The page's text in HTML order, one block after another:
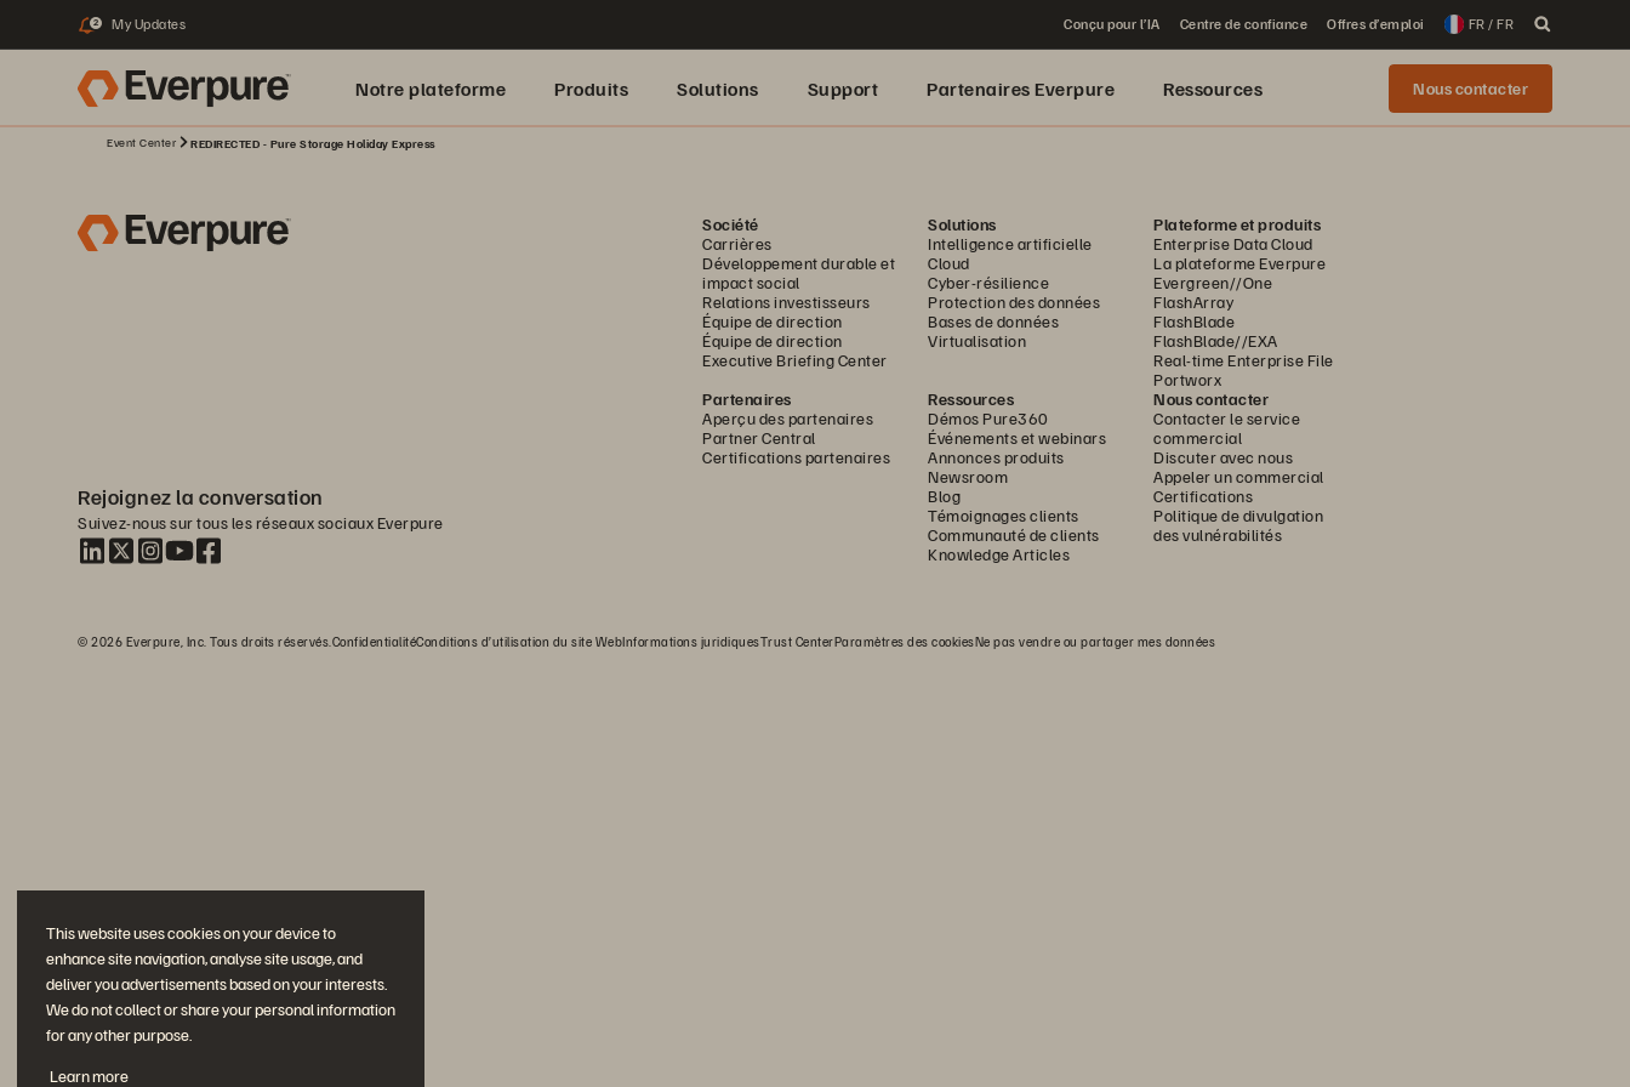
This website uses cookies on your device to
enhance site navigation, analyse site usage, and
deliver you advertisements based on your interests.
We do not collect or share your personal information
for any other purpose.
Learn more
2 My Updates Conçu pour l’IA Centre de confiance Offres d’emploi FR / FR
Notre plateforme Produits Solutions Support Partenaires Everpure Ressources Nous contacter
Event Center REDIRECTED - Pure Storage Holiday Express
Société
Carrières
Développement durable et
impact social
Relations investisseurs
Équipe de direction
Équipe de direction
Executive Briefing Center
Solutions
Intelligence artificielle
Cloud
Cyber-résilience
Protection des données
Bases de données
Virtualisation
Plateforme et produits
Enterprise Data Cloud
La plateforme Everpure
Evergreen//One
FlashArray
FlashBlade
FlashBlade//EXA
Real-time Enterprise File
Portworx
Partenaires
Aperçu des partenaires
Partner Central
Certifications partenaires
Ressources
Démos Pure360
Événements et webinars
Annonces produits
Newsroom
Blog
Témoignages clients
Communauté de clients
Knowledge Articles
Nous contacter
Contacter le service
commercial
Discuter avec nous
Appeler un commercial
Certifications
Politique de divulgation
des vulnérabilités
Rejoignez la conversation
Suivez-nous sur tous les réseaux sociaux Everpure
© 2026 Everpure, Inc. Tous droits réservés. ConfidentialitéConditions d’utilisation du site WebInformations juridiquesTrust CenterParamètres des cookiesNe pas vendre ou partager mes données